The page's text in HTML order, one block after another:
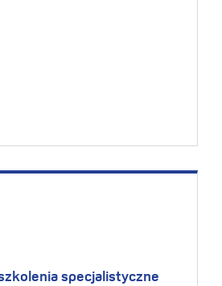
specjalistyczne